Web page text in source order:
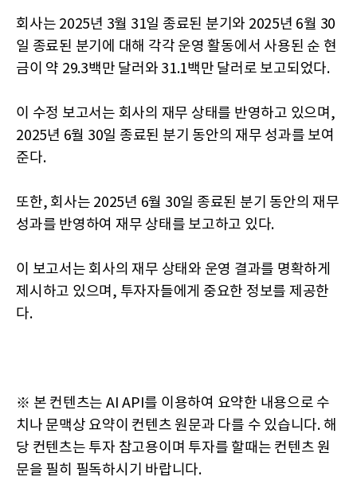
회사는 2025년 3월 31일 종료된 분기와 2025년 6월 30
일 종료된 분기에 대해 각각 운영 활동에서 사용된 순 현
금이 약 29.3백만 달러와 31.1백만 달러로 보고되었다.
이 수정 보고서는 회사의 재무 상태를 반영하고 있으며,
2025년 6월 30일 종료된 분기 동안의 재무 성과를 보여
준다.
또한, 회사는 2025년 6월 30일 종료된 분기 동안의 재무
성과를 반영하여 재무 상태를 보고하고 있다.
이 보고서는 회사의 재무 상태와 운영 결과를 명확하게
제시하고 있으며, 투자자들에게 중요한 정보를 제공한
다.
※ 본 컨텐츠는 AI API를 이용하여 요약한 내용으로 수
치나 문맥상 요약이 컨텐츠 원문과 다를 수 있습니다. 해
당 컨텐츠는 투자 참고용이며 투자를 할때는 컨텐츠 원
문을 필히 필독하시기 바랍니다.